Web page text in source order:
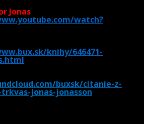
Jonas
watch?
knihy/646471-
buxsk/citanie-z-
jonas-jonasson